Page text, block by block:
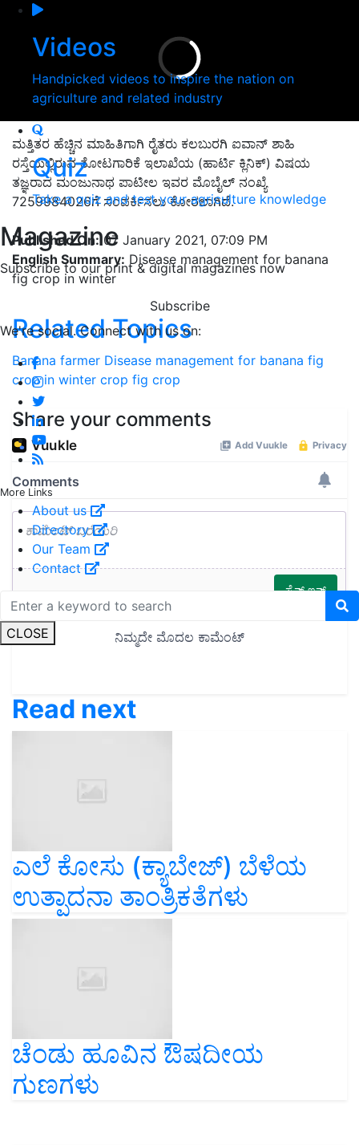
Videos
Handpicked videos to inspire the nation on
agriculture and related industry
Quiz
Take a quiz and test your agriculture knowledge
Magazine
Subscribe to our print & digital magazines now
Subscribe
We're social. Connect with us on:
More Links
About us
Directory
Our Team
Contact
CLOSE
ಮತ್ತಿತರ ಹೆಚ್ಚಿನ ಮಾಹಿತಿಗಾಗಿ ರೈತರು ಕಲಬುರಗಿ ಐವಾನ್ ಶಾಹಿ
ರಸ್ತೆಯಲ್ಲಿರುವ ತೋಟಗಾರಿಕೆ ಇಲಾಖೆಯ (ಹಾರ್ಟಿ ಕ್ಲಿನಿಕ್) ವಿಷಯ
ತಜ್ಞರಾದ ಮಂಜುನಾಥ ಪಾಟೀಲ ಇವರ ಮೊಬೈಲ್ ನಂಖ್ಯೆ
7259984026ಗೆ ಸಂಪರ್ಕಿಸಲು ಕೋರಲಾಗಿದೆ.
Published On:07 January 2021, 07:09 PM
English Summary: Disease management for banana
fig crop in winter
Related Topics
Banana farmer Disease management for banana fig
crop in winter crop fig crop
Share your comments
Read next
ಎಲೆ ಕೋಸು (ಕ್ಯಾಬೇಜ್) ಬೆಳೆಯ
ಉತ್ಪಾದನಾ ತಾಂತ್ರಿಕತೆಗಳು
ಚೆಂಡು ಹೂವಿನ ಔಷದೀಯ
ಗುಣಗಳು